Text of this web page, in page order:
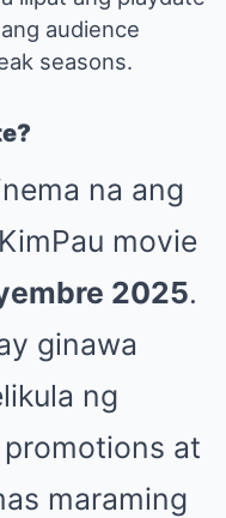
audience
seasons.
na ang
movie
2025.
ginawa
ng
at
maraming